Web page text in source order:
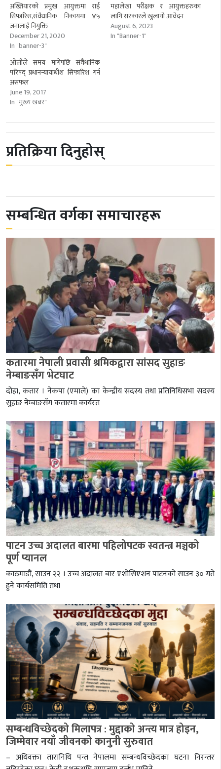
अख्तियारको प्रमुख आयुक्तमा राई
सिफारिस,संवैधानिक निकायमा ४५
जनालाई नियुक्ति
December 21, 2020
In "banner-3"
महालेखा परीक्षक र आयुक्तहरुका
लागि सरकारले खुलायो आवेदन
August 6, 2023
In "Banner-1"
ओलीले समय मागेपछि संवैधानिक
परिषद् प्रधानन्यायाधीश सिफारिश गर्न
असफल
June 19, 2017
In "मुख्य खबर"
प्रतिक्रिया दिनुहोस्
सम्बन्धित वर्गका समाचारहरू
कतारमा नेपाली प्रवासी श्रमिकद्वारा सांसद सुहाङ
नेम्बाङसँग भेटघाट
दोहा, कतार । नेकपा (एमाले) का केन्द्रीय सदस्य तथा प्रतिनिधिसभा सदस्य
सुहाङ नेम्बाङसँग कतारमा कार्यरत
पाटन उच्च अदालत बारमा पहिलोपटक स्वतन्त्र मञ्चको
पूर्ण प्यानल
काठमाडौं, साउन २२ । उच्च अदालत बार एशोसिएशन पाटनको साउन ३० गते
हुने कार्यसमिति तथा
सम्बन्धविच्छेदको मिलापत्र : मुद्दाको अन्त्य मात्र होइन,
जिम्मेवार नयाँ जीवनको कानुनी सुरुवात
– अधिवक्ता तारानिधि पन्त नेपालमा सम्बन्धविच्छेदका घटना निरन्तर